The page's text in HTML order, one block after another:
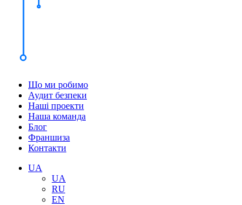
Що ми робимо
Аудит безпеки
Наші проекти
Наша команда
Блог
Франшиза
Контакти
UA
UA
RU
EN